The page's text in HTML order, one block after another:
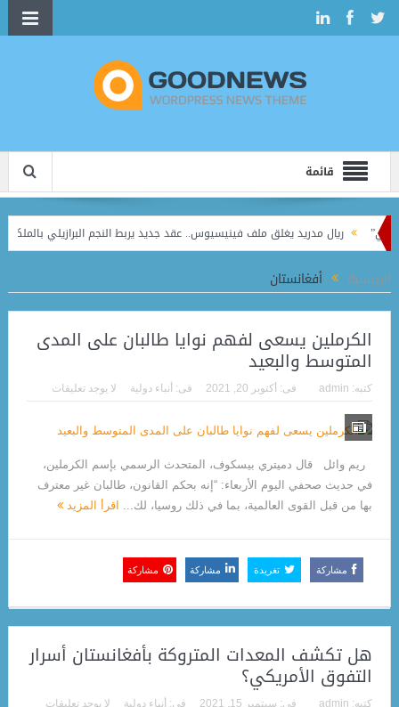
قائمة
ريال مدريد يغلق ملف فينيسيوس.. عقد جديد يربط النجم البرازيلي بالملكي حتى 2032
الرئيسية أفغانستان
الكرملين يسعى لفهم نوايا طالبان على المدى
المتوسط والبعيد
كتبه: admin فى: أكتوبر 20, 2021 فى: أنباء دولية لا يوجد تعليقات
ريم وائل قال دميتري بيسكوف، المتحدث الرسمي بإسم الكرملين،
في حديث صحفي اليوم الأربعاء: “إنه بحكم القانون، طالبان غير معترف
بها من قبل القوى العالمية، بما في ذلك روسيا، لك...
اقرأ المزيد
مشاركة تغريدة مشاركة مشاركة
هل تكشف المعدات المتروكة بأفغانستان أسرار
التفوق الأمريكي؟
كتبه: admin فى: سبتمبر 15, 2021 فى: أنباء دولية لا يوجد تعليقات